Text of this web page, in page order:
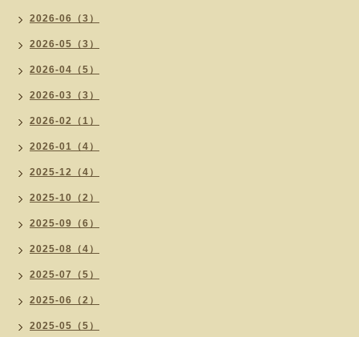
2026-06（3）
2026-05（3）
2026-04（5）
2026-03（3）
2026-02（1）
2026-01（4）
2025-12（4）
2025-10（2）
2025-09（6）
2025-08（4）
2025-07（5）
2025-06（2）
2025-05（5）